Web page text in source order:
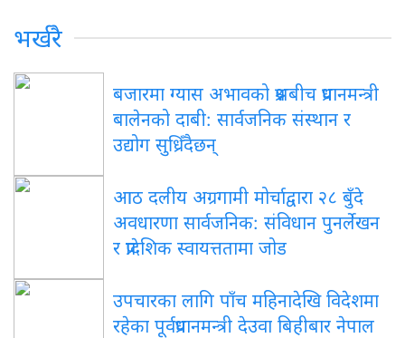
भर्खरै
बजारमा ग्यास अभावको प्रश्नबीच प्रधानमन्त्री
बालेनको दाबी: सार्वजनिक संस्थान र
उद्योग सुध्रिँदैछन्
आठ दलीय अग्रगामी मोर्चाद्वारा २८ बुँदे
अवधारणा सार्वजनिक: संविधान पुनर्लेखन
र प्रादेशिक स्वायत्ततामा जोड
उपचारका लागि पाँच महिनादेखि विदेशमा
रहेका पूर्वप्रधानमन्त्री देउवा बिहीबार नेपाल